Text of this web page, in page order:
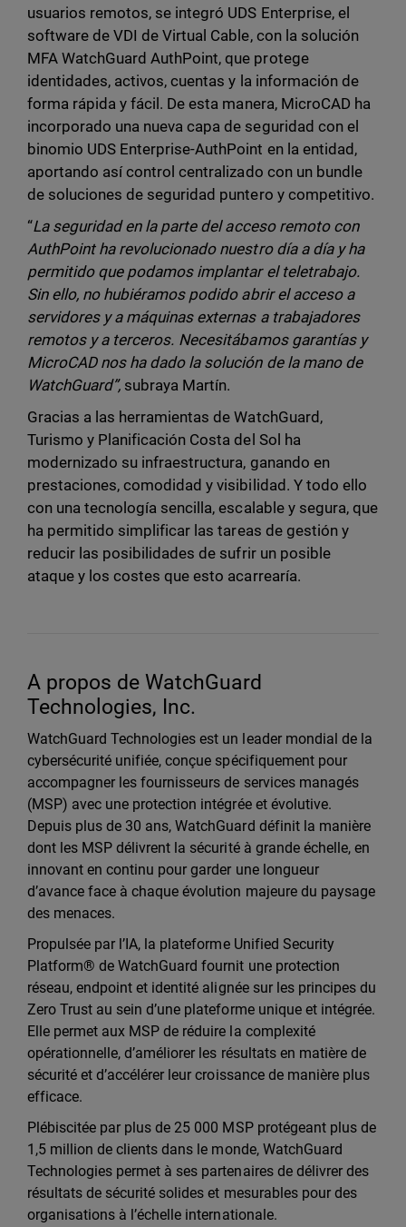
usuarios remotos, se integró UDS Enterprise, el
software de VDI de Virtual Cable, con la solución
MFA WatchGuard AuthPoint, que protege
identidades, activos, cuentas y la información de
forma rápida y fácil. De esta manera, MicroCAD ha
incorporado una nueva capa de seguridad con el
binomio UDS Enterprise-AuthPoint en la entidad,
aportando así control centralizado con un bundle
de soluciones de seguridad puntero y competitivo.
“La seguridad en la parte del acceso remoto con
AuthPoint ha revolucionado nuestro día a día y ha
permitido que podamos implantar el teletrabajo.
Sin ello, no hubiéramos podido abrir el acceso a
servidores y a máquinas externas a trabajadores
remotos y a terceros. Necesitábamos garantías y
MicroCAD nos ha dado la solución de la mano de
WatchGuard”, subraya Martín.
Gracias a las herramientas de WatchGuard,
Turismo y Planificación Costa del Sol ha
modernizado su infraestructura, ganando en
prestaciones, comodidad y visibilidad. Y todo ello
con una tecnología sencilla, escalable y segura, que
ha permitido simplificar las tareas de gestión y
reducir las posibilidades de sufrir un posible
ataque y los costes que esto acarrearía.
A propos de WatchGuard
Technologies, Inc.
WatchGuard Technologies est un leader mondial de la
cybersécurité unifiée, conçue spécifiquement pour
accompagner les fournisseurs de services managés
(MSP) avec une protection intégrée et évolutive.
Depuis plus de 30 ans, WatchGuard définit la manière
dont les MSP délivrent la sécurité à grande échelle, en
innovant en continu pour garder une longueur
d’avance face à chaque évolution majeure du paysage
des menaces.
Propulsée par l’IA, la plateforme Unified Security
Platform® de WatchGuard fournit une protection
réseau, endpoint et identité alignée sur les principes du
Zero Trust au sein d’une plateforme unique et intégrée.
Elle permet aux MSP de réduire la complexité
opérationnelle, d’améliorer les résultats en matière de
sécurité et d’accélérer leur croissance de manière plus
efficace.
Plébiscitée par plus de 25 000 MSP protégeant plus de
1,5 million de clients dans le monde, WatchGuard
Technologies permet à ses partenaires de délivrer des
résultats de sécurité solides et mesurables pour des
organisations à l’échelle internationale.